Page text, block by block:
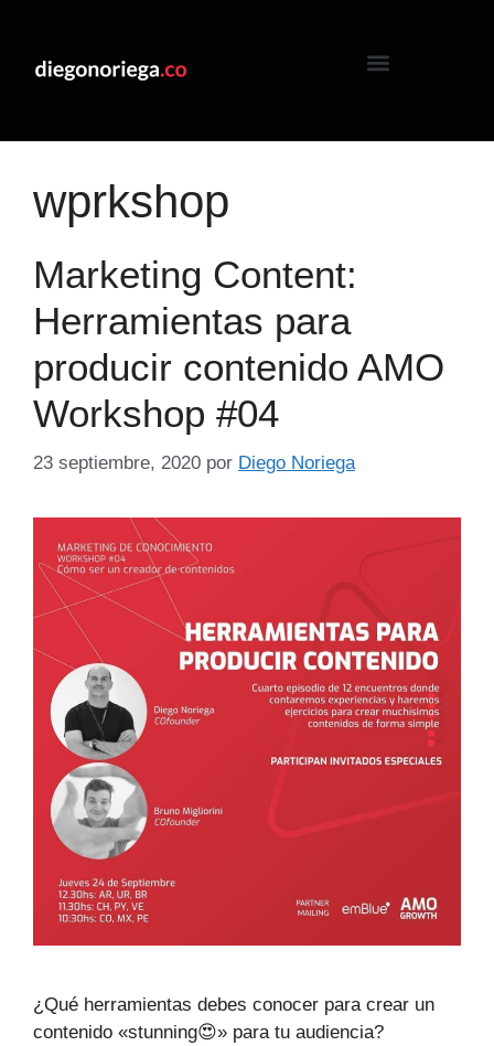
wprkshop
Marketing Content:
Herramientas para
producir contenido AMO
Workshop #04
23 septiembre, 2020 por Diego Noriega
¿Qué herramientas debes conocer para crear un
contenido «stunning😍» para tu audiencia?⁣⁣